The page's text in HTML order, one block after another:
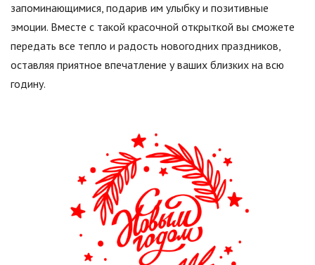
запоминающимися, подарив им улыбку и позитивные
эмоции. Вместе с такой красочной открыткой вы сможете
передать все тепло и радость новогодних праздников,
оставляя приятное впечатление у ваших близких на всю
годину.